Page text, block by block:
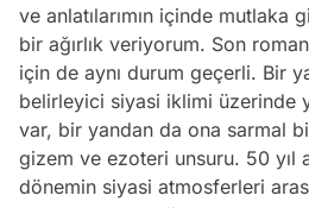
ve anlatılarımın içinde mutlaka
bir ağırlık veriyorum. Son
için de aynı durum geçerli. Bir
belirleyici siyasi iklimi üzerinde
var, bir yandan da ona sarmal
gizem ve ezoteri unsuru. 50 yıl
dönemin siyasi atmosferleri